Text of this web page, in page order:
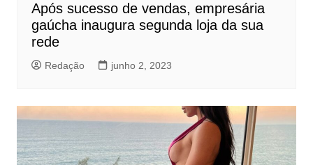
Após sucesso de vendas, empresária
gaúcha inaugura segunda loja da sua
rede
Redação junho 2, 2023